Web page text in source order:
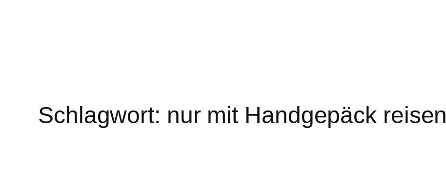
Schlagwort: nur mit Handgepäck reisen